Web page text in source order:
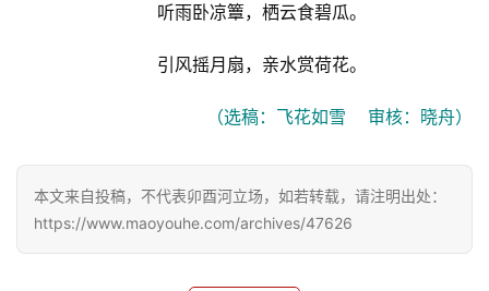
听雨卧凉簟，栖云食碧瓜。
引风摇月扇，亲水赏荷花。
（选稿：飞花如雪    审核：晓舟）
本文来自投稿，不代表卯酉河立场，如若转载，请注明出处：
https://www.maoyouhe.com/archives/47626